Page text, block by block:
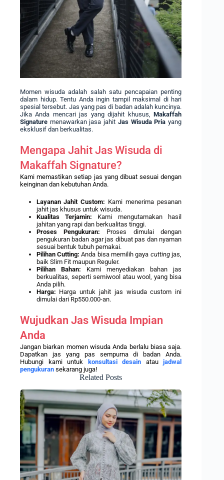
Momen wisuda adalah salah satu pencapaian penting
dalam hidup. Tentu Anda ingin tampil maksimal di hari
spesial tersebut. Jas yang pas di badan adalah kuncinya.
Jika Anda mencari jas yang dijahit khusus,Makaffah
Signature menawarkan jasa jahit Jas Wisuda Pria yang
eksklusif dan berkualitas.
Mengapa Jahit Jas Wisuda di
Makaffah Signature?
Kami memastikan setiap jas yang dibuat sesuai dengan
keinginan dan kebutuhan Anda.
Layanan Jahit Custom: Kami menerima pesanan
jahit jas khusus untuk wisuda.
Kualitas Terjamin: Kami mengutamakan hasil
jahitan yang rapi dan berkualitas tinggi.
Proses Pengukuran: Proses dimulai dengan
pengukuran badan agar jas dibuat pas dan nyaman
sesuai bentuk tubuh pemakai.
Pilihan Cutting: Anda bisa memilih gaya cuttingjas,
baik Slim Fit maupun Reguler.
Pilihan Bahan: Kami menyediakan bahan jas
berkualitas, seperti semiwool atau wool, yang bisa
Anda pilih.
Harga: Harga untuk jahit jas wisuda custom ini
dimulai dari Rp550.000-an.
Wujudkan Jas Wisuda Impian
Anda
Jangan biarkan momen wisuda Anda berlalu biasa saja.
Dapatkan jas yang pas sempurna di badan Anda.
Hubungi kami untuk
konsultasi desain ataujadwal
pengukuran sekarang juga!
Related Posts